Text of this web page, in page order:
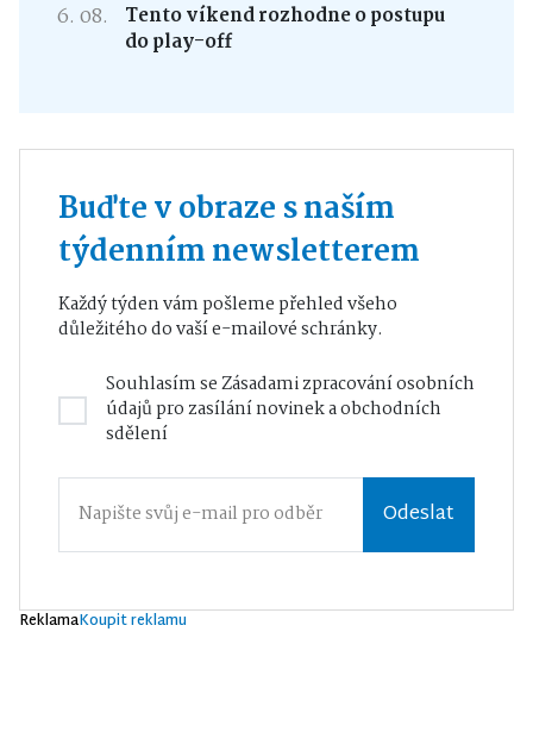
6. 08.
Tento víkend rozhodne o postupu
do play-off
Buďte v obraze s naším
týdenním newsletterem
Každý týden vám pošleme přehled všeho
důležitého do vaší e-mailové schránky.
Souhlasím seZásadami zpracování osobních
údajůpro zasílání novinek a obchodních
sdělení
Odeslat
ReklamaKoupit reklamu